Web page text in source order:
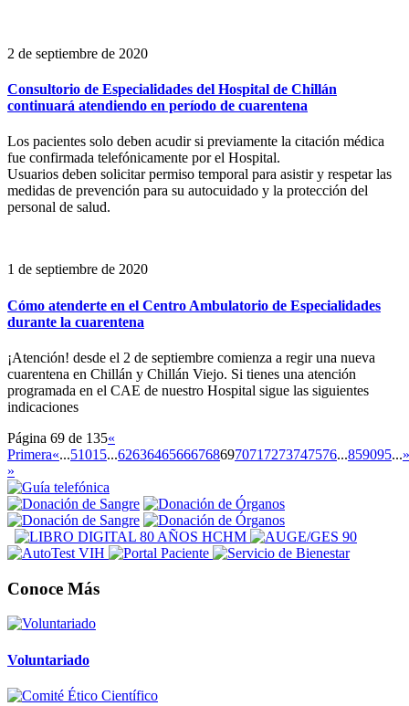
2 de septiembre de 2020
Consultorio de Especialidades del Hospital de Chillán
continuará atendiendo en período de cuarentena
Los pacientes solo deben acudir si previamente la citación médica
fue confirmada telefónicamente por el Hospital.
Usuarios deben solicitar permiso temporal para asistir y respetar las
medidas de prevención para su autocuidado y la protección del
personal de salud.
1 de septiembre de 2020
Cómo atenderte en el Centro Ambulatorio de Especialidades
durante la cuarentena
¡Atención! desde el 2 de septiembre comienza a regir una nueva
cuarentena en Chillán y Chillán Viejo. Si tienes una atención
programada en el CAE de nuestro Hospital sigue las siguientes
indicaciones
Página 69 de 135«
Primera«...51015...62636465666768697071 7273747576...859095...»
»
Conoce Más
Voluntariado